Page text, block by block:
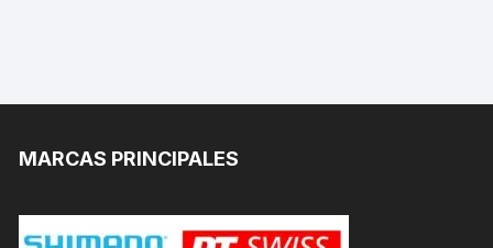
MARCAS PRINCIPALES